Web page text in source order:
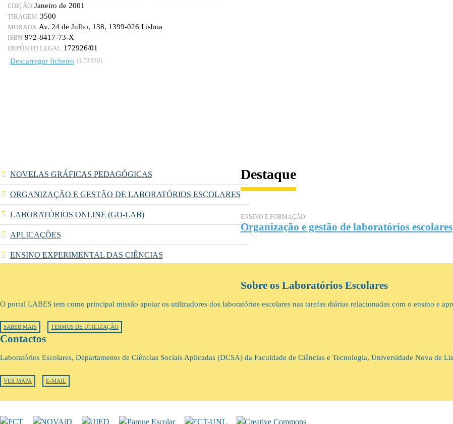
EDIÇÃO Janeiro de 2001
TIRAGEM 3500
MORADA Av. 24 de Julho, 138, 1399-026 Lisboa
ISBN 972-8417-73-X
DEPÓSITO LEGAL 172926/01
Descarregar ficheiro (1.73 MB)
NOVELAS GRÁFICAS PEDAGÓGICAS
ORGANIZAÇÃO E GESTÃO DE LABORATÓRIOS ESCOLARES
LABORATÓRIOS ONLINE (GO-LAB)
APLICAÇÕES
ENSINO EXPERIMENTAL DAS CIÊNCIAS
Destaque
ENSINO E FORMAÇÃO
Organização e gestão de laboratórios escolares
Sobre os Laboratórios Escolares
O portal LABES tem como principal missão apoiar os utilizadores dos laboratórios escolares nas tarefas diárias relacionadas com o ensino e
SABER MAIS TERMOS DE UTILIZAÇÃO
Contactos
Laboratórios Escolares, Departamento de Ciências Sociais Aplicadas (DCSA) da Faculdade de Ciências e Tecnologia, Universidade Nova de
VER MAPA E-MAIL